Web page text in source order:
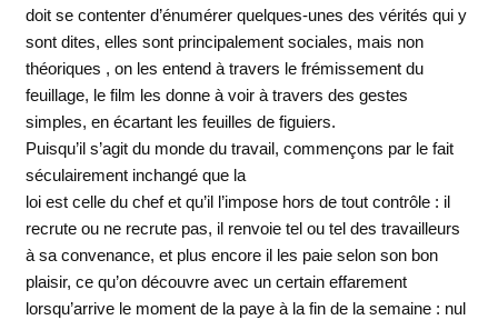
doit se contenter d’énumérer quelques-unes des vérités qui y
sont dites, elles sont principalement sociales, mais non
théoriques , on les entend à travers le frémissement du
feuillage, le film les donne à voir à travers des gestes
simples, en écartant les feuilles de figuiers.
Puisqu’il s’agit du monde du travail, commençons par le fait
séculairement inchangé que la
loi est celle du chef et qu’il l’impose hors de tout contrôle : il
recrute ou ne recrute pas, il renvoie tel ou tel des travailleurs
à sa convenance, et plus encore il les paie selon son bon
plaisir, ce qu’on découvre avec un certain effarement
lorsqu’arrive le moment de la paye à la fin de la semaine : nul